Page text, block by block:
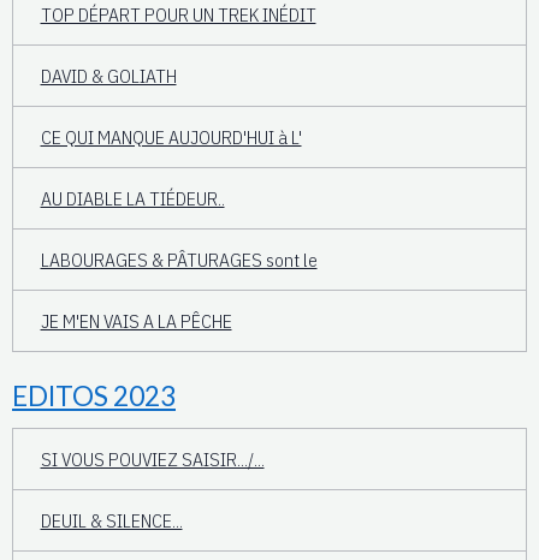
TOP DÉPART POUR UN TREK INÉDIT
DAVID & GOLIATH
CE QUI MANQUE AUJOURD'HUI à L'
AU DIABLE LA TIÉDEUR..
LABOURAGES & PÂTURAGES sont le
JE M'EN VAIS A LA PÊCHE
EDITOS 2023
SI VOUS POUVIEZ SAISIR.../...
DEUIL & SILENCE...